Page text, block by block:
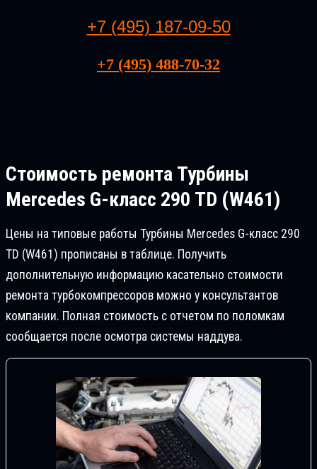
+7 (495) 187-09-50
+7 (495) 488-70-32
Стоимость ремонта Турбины
Mercedes G-класс 290 TD (W461)
Цены на типовые работы Турбины Mercedes G-класс 290
TD (W461) прописаны в таблице. Получить
дополнительную информацию касательно стоимости
ремонта турбокомпрессоров можно у консультантов
компании. Полная стоимость с отчетом по поломкам
сообщается после осмотра системы наддува.